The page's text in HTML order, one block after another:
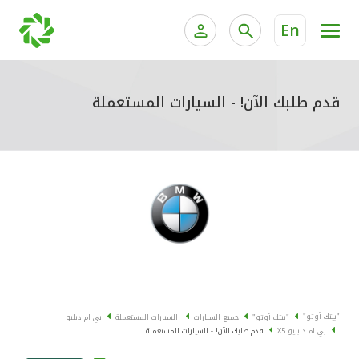
En
الخدمات المصرفية الإلكترونية للأفراد
خدمة "بيتك" للتداول الإلكتروني
جميع السيارات
قدم طلبك الآن! - السيارات المستعملة
"بيتك أوتو" "بيتك أوتو" جميع السيارات السيارات المستعملة
بي ام دبليو
بي ام دابليو X5
قدم طلبك الآن! - السيارات المستعملة